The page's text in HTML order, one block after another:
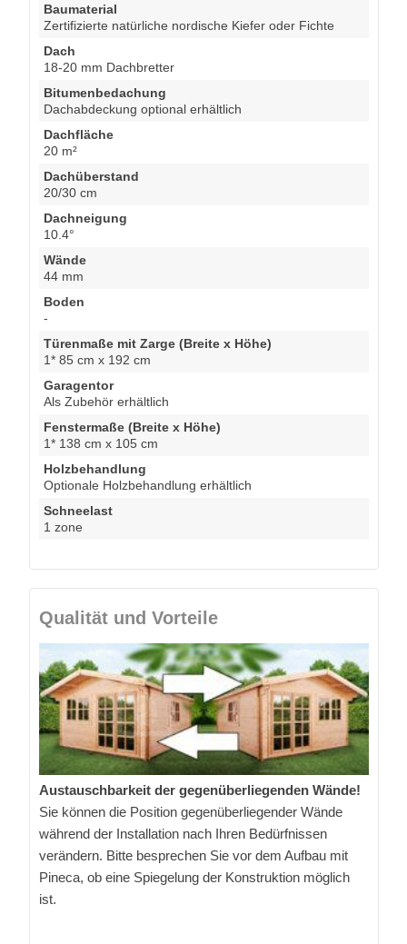
Baumaterial
Zertifizierte natürliche nordische Kiefer oder Fichte
Dach
18-20 mm Dachbretter
Bitumenbedachung
Dachabdeckung optional erhältlich
Dachfläche
20 m²
Dachüberstand
20/30 cm
Dachneigung
10.4°
Wände
44 mm
Boden
-
Türenmaße mit Zarge (Breite x Höhe)
1* 85 cm x 192 cm
Garagentor
Als Zubehör erhältlich
Fenstermaße (Breite x Höhe)
1* 138 cm x 105 cm
Holzbehandlung
Optionale Holzbehandlung erhältlich
Schneelast
1 zone
Qualität und Vorteile
Austauschbarkeit der gegenüberliegenden Wände!
Sie können die Position gegenüberliegender Wände
während der Installation nach Ihren Bedürfnissen
verändern. Bitte besprechen Sie vor dem Aufbau mit
Pineca, ob eine Spiegelung der Konstruktion möglich
ist.